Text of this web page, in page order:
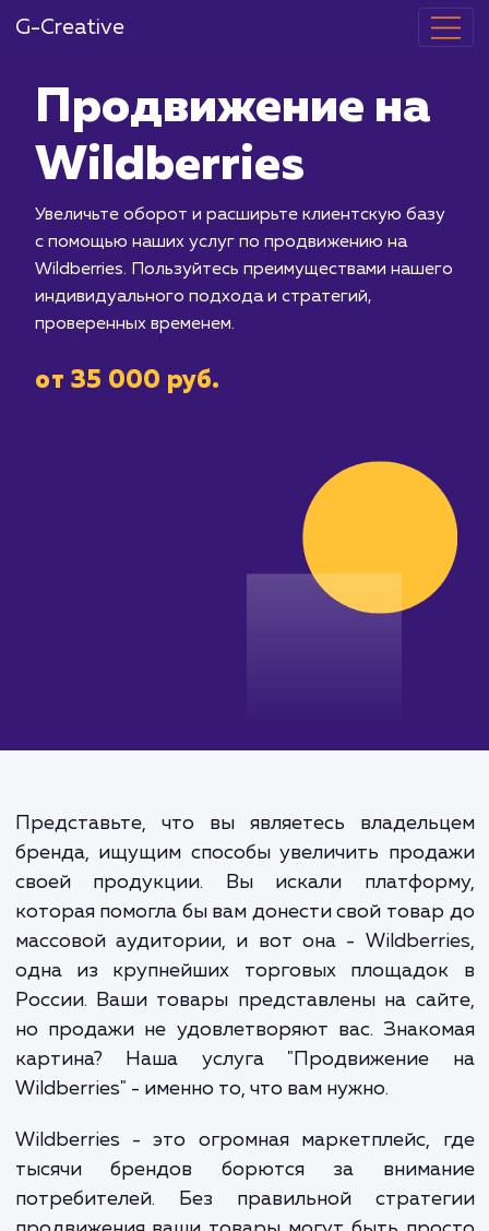
G-Creative
Wildberries
Увеличьте оборот и расширьте
с помощью наших услуг по
Wildberries. Пользуйтесь
от 35 000 руб.
Представьте, что вы являетесь
бренда, ищущим способы увеличить
своей продукции. Вы искали
которая помогла бы вам донести свой
массовой аудитории, и вот она -
одна из крупнейших торговых
но продажи не удовлетворяют вас.
картина? Наша услуга
Wildberries" - именно то, что вам нужно.